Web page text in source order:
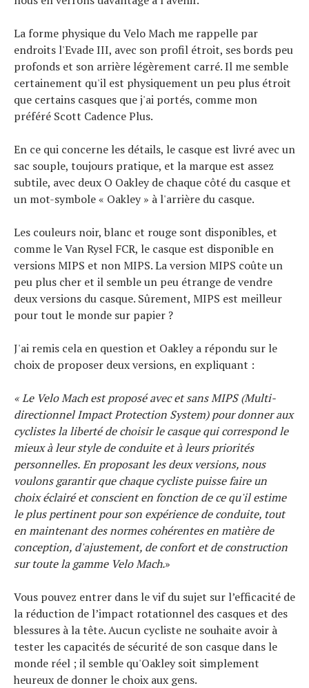
La forme physique du Velo Mach me rappelle par
endroits l'Evade III, avec son profil étroit, ses bords peu
profonds et son arrière légèrement carré. Il me semble
certainement qu'il est physiquement un peu plus étroit
que certains casques que j'ai portés, comme mon
préféré Scott Cadence Plus.
En ce qui concerne les détails, le casque est livré avec un
sac souple, toujours pratique, et la marque est assez
subtile, avec deux O Oakley de chaque côté du casque et
un mot-symbole « Oakley » à l'arrière du casque.
Les couleurs noir, blanc et rouge sont disponibles, et
comme le Van Rysel FCR, le casque est disponible en
versions MIPS et non MIPS. La version MIPS coûte un
peu plus cher et il semble un peu étrange de vendre
deux versions du casque. Sûrement, MIPS est meilleur
pour tout le monde sur papier ?
J'ai remis cela en question et Oakley a répondu sur le
choix de proposer deux versions, en expliquant :
« Le Velo Mach est proposé avec et sans MIPS (Multi-
directionnel Impact Protection System) pour donner aux
cyclistes la liberté de choisir le casque qui correspond le
mieux à leur style de conduite et à leurs priorités
personnelles.En proposant les deux versions, nous
voulons garantir que chaque cycliste puisse faire un
choix éclairé et conscient en fonction de ce qu'il estime
le plus pertinent pour son expérience de conduite, tout
en maintenant des normes cohérentes en matière de
conception, d'ajustement, de confort et de construction
sur toute la gamme Velo Mach.»
Vous pouvez entrer dans le vif du sujet sur l’efficacité de
la réduction de l’impact rotationnel des casques et des
blessures à la tête. Aucun cycliste ne souhaite avoir à
tester les capacités de sécurité de son casque dans le
monde réel ; il semble qu'Oakley soit simplement
heureux de donner le choix aux gens.